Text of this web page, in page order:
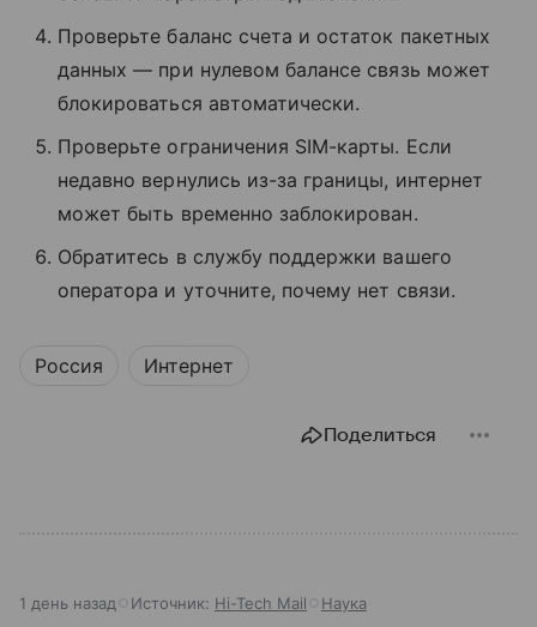
Проверьте баланс счета и остаток пакетных
данных — при нулевом балансе связь может
блокироваться автоматически.
Проверьте ограничения SIM-карты. Если
недавно вернулись из-за границы, интернет
может быть временно заблокирован.
Обратитесь в службу поддержки вашего
оператора и уточните, почему нет связи.
Россия Интернет
Поделиться
1 день назад Источник: Hi-Tech Mail Наука